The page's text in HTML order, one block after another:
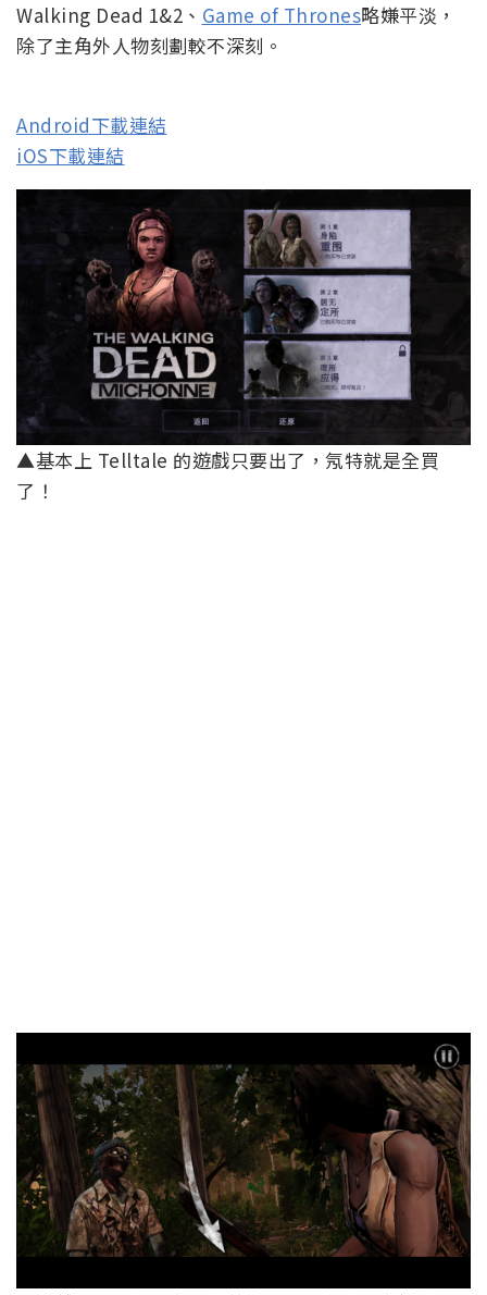
Walking Dead 1&2、 Game of Thrones略嫌平淡，
除了主角外人物刻劃較不深刻。
Android下載連結
iOS下載連結
▲基本上 Telltale 的遊戲只要出了，氖特就是全買
了！